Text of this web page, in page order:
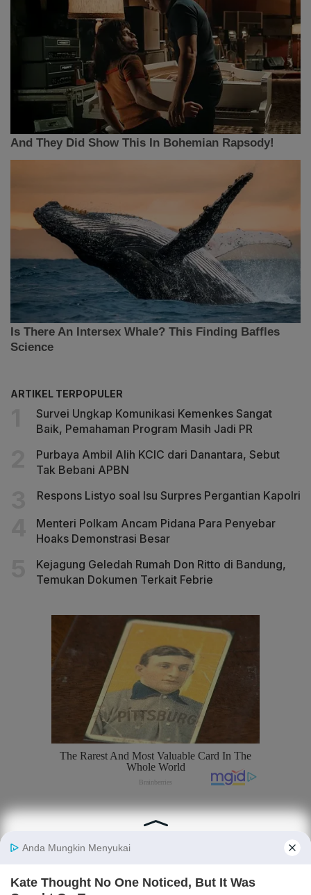
ARTIKEL TERPOPULER
Survei Ungkap Komunikasi Kemenkes Sangat
Baik, Pemahaman Program Masih Jadi PR
Purbaya Ambil Alih KCIC dari Danantara, Sebut
Tak Bebani APBN
Respons Listyo soal Isu Surpres Pergantian Kapolri
Menteri Polkam Ancam Pidana Para Penyebar
Hoaks Demonstrasi Besar
Kejagung Geledah Rumah Don Ritto di Bandung,
Temukan Dokumen Terkait Febrie